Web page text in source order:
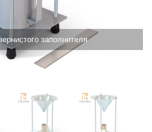
заполнителя